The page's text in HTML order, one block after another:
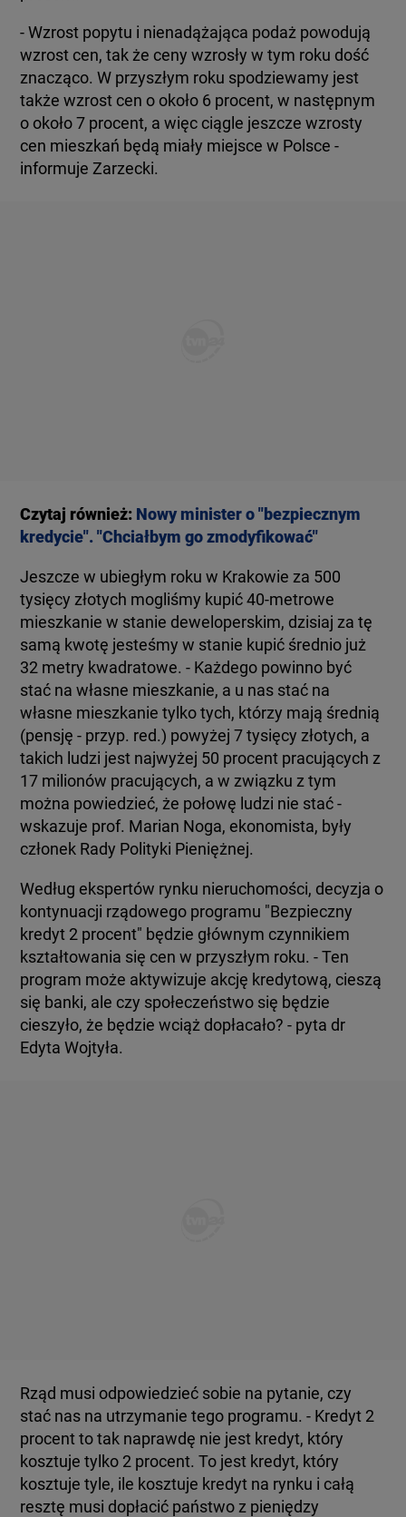
- Wzrost popytu i nienadążająca podaż powodują
wzrost cen, tak że ceny wzrosły w tym roku dość
znacząco. W przyszłym roku spodziewamy jest
także wzrost cen o około 6 procent, w następnym
o około 7 procent, a więc ciągle jeszcze wzrosty
cen mieszkań będą miały miejsce w Polsce -
informuje Zarzecki.
Czytaj również: Nowy minister o "bezpiecznym
kredycie". "Chciałbym go zmodyfikować"
Jeszcze w ubiegłym roku w Krakowie za 500
tysięcy złotych mogliśmy kupić 40-metrowe
mieszkanie w stanie deweloperskim, dzisiaj za tę
samą kwotę jesteśmy w stanie kupić średnio już
32 metry kwadratowe. - Każdego powinno być
stać na własne mieszkanie, a u nas stać na
własne mieszkanie tylko tych, którzy mają średnią
(pensję - przyp. red.) powyżej 7 tysięcy złotych, a
takich ludzi jest najwyżej 50 procent pracujących z
17 milionów pracujących, a w związku z tym
można powiedzieć, że połowę ludzi nie stać -
wskazuje prof. Marian Noga, ekonomista, były
członek Rady Polityki Pieniężnej.
Według ekspertów rynku nieruchomości, decyzja o
kontynuacji rządowego programu "Bezpieczny
kredyt 2 procent" będzie głównym czynnikiem
kształtowania się cen w przyszłym roku. - Ten
program może aktywizuje akcję kredytową, cieszą
się banki, ale czy społeczeństwo się będzie
cieszyło, że będzie wciąż dopłacało? - pyta dr
Edyta Wojtyła.
Rząd musi odpowiedzieć sobie na pytanie, czy
stać nas na utrzymanie tego programu. - Kredyt 2
procent to tak naprawdę nie jest kredyt, który
kosztuje tylko 2 procent. To jest kredyt, który
kosztuje tyle, ile kosztuje kredyt na rynku i całą
resztę musi dopłacić państwo z pieniędzy